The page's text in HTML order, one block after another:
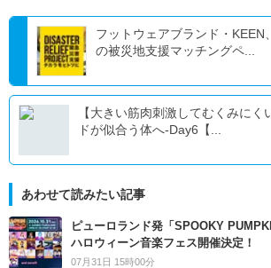
フットウェアブランド・KEEN
の被災地支援マッチングペ...
【大きい筋肉刺激してむくみにく
ドが似合う体へ-Day6【...
あわせて読みたい記事
ピューロランド発「SPOOKY
ハロウィーン音楽フェス開催決定！
07月31日 15時00分